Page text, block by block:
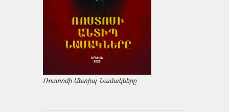
Ռոստոմի Անտիպ Նամակները